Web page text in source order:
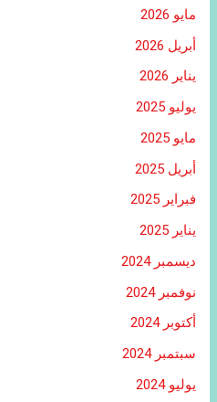
مايو 2026
أبريل 2026
يناير 2026
يوليو 2025
مايو 2025
أبريل 2025
فبراير 2025
يناير 2025
ديسمبر 2024
نوفمبر 2024
أكتوبر 2024
سبتمبر 2024
يوليو 2024